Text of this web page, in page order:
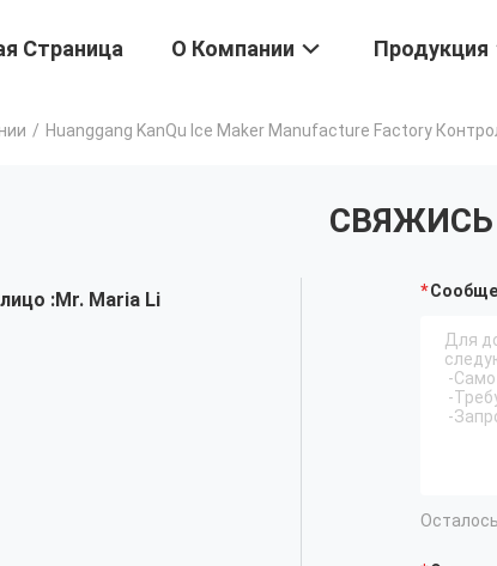
Страница О Компании Продукция
/ Huanggang KanQu Ice Maker Manufacture Factory
:Mr. Maria Li